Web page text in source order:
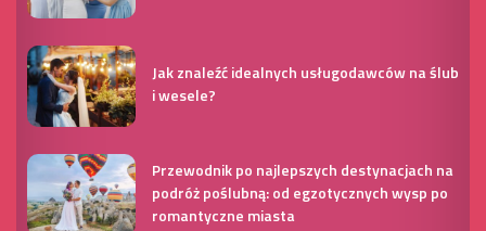
Jak znaleźć idealnych usługodawców na ślub
i wesele?
Przewodnik po najlepszych destynacjach na
podróż poślubną: od egzotycznych wysp po
romantyczne miasta